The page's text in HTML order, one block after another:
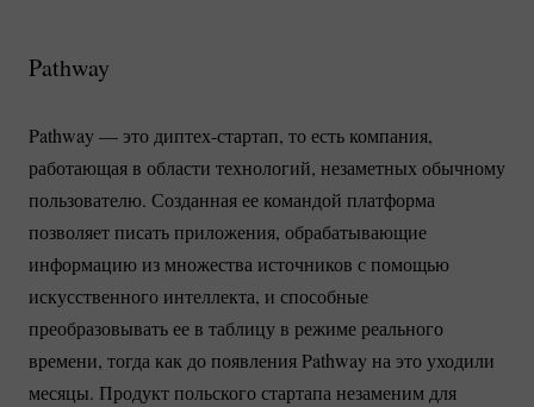
Pathway
Pathway — это диптех-стартап, то есть компания,
работающая в области технологий, незаметных обычному
пользователю. Созданная ее командой платформа
позволяет писать приложения, обрабатывающие
информацию из множества источников с помощью
искусственного интеллекта, и способные
преобразовывать ее в таблицу в режиме реального
времени, тогда как до появления Pathway на это уходили
месяцы. Продукт польского стартапа незаменим для